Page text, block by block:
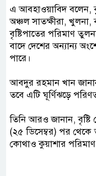
এ আবহাওয়াবিদ বলেন,
অঞ্চল সাতক্ষীরা, খুলনা,
বৃষ্টিপাতের পরিমাণ
বাদে দেশের অন্যান্য
পারে।
আবদুর রহমান খান
তবে এটি ঘূর্ণিঝড়ে
তিনি আরও জানান,
(২৫ ডিসেম্বর) পর থেকে
কোথাও কুয়াশার পরিমাণ